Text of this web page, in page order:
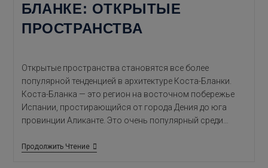
БЛАНКЕ: ОТКРЫТЫЕ
ПРОСТРАНСТВА
Открытые пространства становятся все более
популярной тенденцией в архитектуре Коста-Бланки.
Коста-Бланка — это регион на восточном побережье
Испании, простирающийся от города Дения до юга
провинции Аликанте. Это очень популярный среди…
Продолжить ЧтениеАрхитектура